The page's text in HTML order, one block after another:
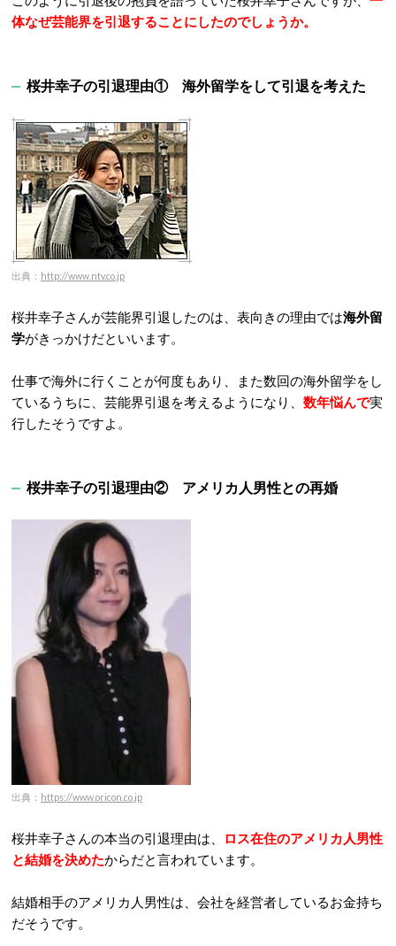
体なぜ芸能界を引退することにしたのでしょうか。
桜井幸子の引退理由① 海外留学をして引退を考えた
出典： http://www.ntv.co.jp
桜井幸子さんが芸能界引退したのは、表向きの理由では海外留
学がきっかけだといいます。
仕事で海外に行くことが何度もあり、また数回の海外留学をし
ているうちに、芸能界引退を考えるようになり、 数年悩んで実
行したそうですよ。
桜井幸子の引退理由② アメリカ人男性との再婚
出典： https://www.oricon.co.jp
桜井幸子さんの本当の引退理由は、
ロス在住のアメリカ人男性
と結婚を決めたからだと言われています。
結婚相手のアメリカ人男性は、会社を経営者しているお金持ち
だそうです。